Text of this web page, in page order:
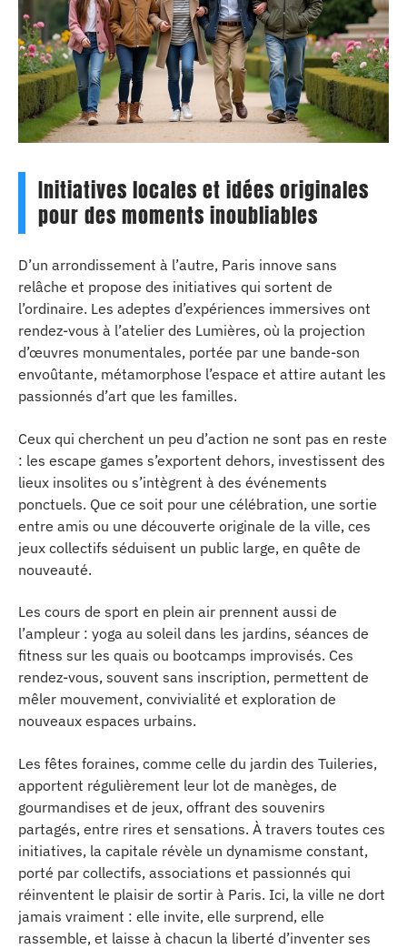
Initiatives locales et idées originales
pour des moments inoubliables
D’un arrondissement à l’autre, Paris innove sans
relâche et propose des initiatives qui sortent de
l’ordinaire. Les adeptes d’expériences immersives ont
rendez-vous à l’atelier des Lumières, où la projection
d’œuvres monumentales, portée par une bande-son
envoûtante, métamorphose l’espace et attire autant les
passionnés d’art que les familles.
Ceux qui cherchent un peu d’action ne sont pas en reste
: les escape games s’exportent dehors, investissent des
lieux insolites ou s’intègrent à des événements
ponctuels. Que ce soit pour une célébration, une sortie
entre amis ou une découverte originale de la ville, ces
jeux collectifs séduisent un public large, en quête de
nouveauté.
Les cours de sport en plein air prennent aussi de
l’ampleur : yoga au soleil dans les jardins, séances de
fitness sur les quais ou bootcamps improvisés. Ces
rendez-vous, souvent sans inscription, permettent de
mêler mouvement, convivialité et exploration de
nouveaux espaces urbains.
Les fêtes foraines, comme celle du jardin des Tuileries,
apportent régulièrement leur lot de manèges, de
gourmandises et de jeux, offrant des souvenirs
partagés, entre rires et sensations. À travers toutes ces
initiatives, la capitale révèle un dynamisme constant,
porté par collectifs, associations et passionnés qui
réinventent le plaisir de sortir à Paris. Ici, la ville ne dort
jamais vraiment : elle invite, elle surprend, elle
rassemble, et laisse à chacun la liberté d’inventer ses